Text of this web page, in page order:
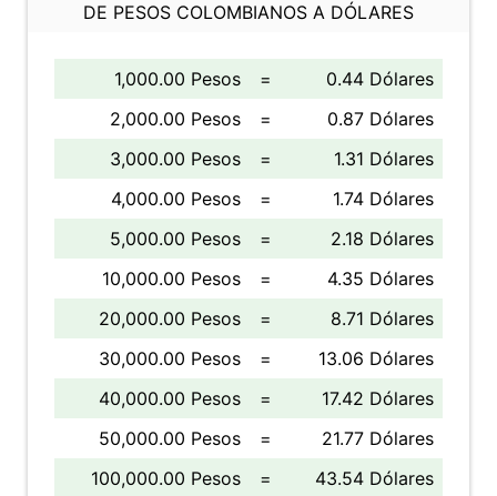
DE PESOS COLOMBIANOS A DÓLARES
1,000.00 Pesos =
0.44 Dólares
2,000.00 Pesos
=
0.87 Dólares
3,000.00 Pesos
=
1.31 Dólares
4,000.00 Pesos
=
1.74 Dólares
5,000.00 Pesos
=
2.18 Dólares
10,000.00 Pesos
=
4.35 Dólares
20,000.00 Pesos
=
8.71 Dólares
30,000.00 Pesos
=
13.06 Dólares
40,000.00 Pesos
=
17.42 Dólares
50,000.00 Pesos
=
21.77 Dólares
100,000.00 Pesos
= 43.54 Dólares